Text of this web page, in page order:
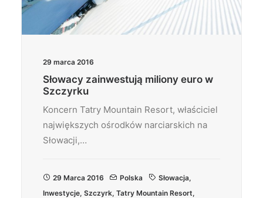
29 marca 2016
Słowacy zainwestują miliony euro w
Szczyrku
Koncern Tatry Mountain Resort, właściciel
największych ośrodków narciarskich na
Słowacji,…
29 Marca 2016 Polska Słowacja,
Inwestycje, Szczyrk, Tatry Mountain Resort,